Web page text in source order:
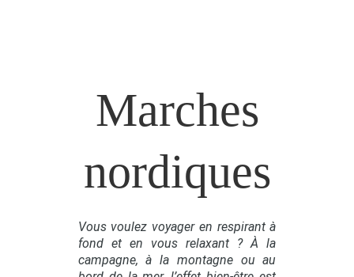
Marches
nordiques
Vous voulez voyager en respirant à
fond et en vous relaxant ? À la
campagne, à la montagne ou au